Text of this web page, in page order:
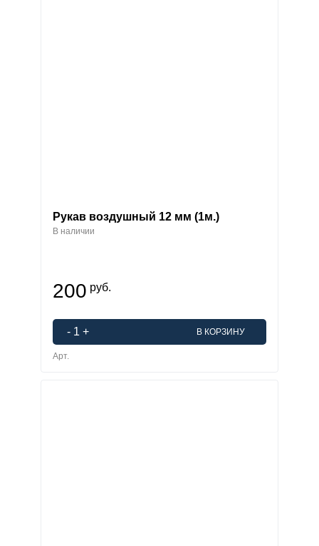
Рукав воздушный 12 мм (1м.)
В наличии
200 руб.
- 1 + В КОРЗИНУ
Арт.